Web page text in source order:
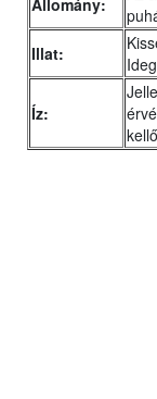
Állomány:
Illat:
Íz: